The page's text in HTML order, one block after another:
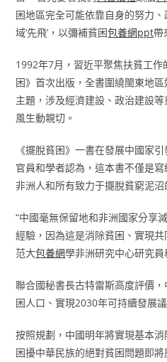
困地區完全可能依靠自身的努力
域‘先飛’，以彌補貧困包養網ppt帶
1992年7月，習近平聚焦扶貧工作
困》首次出版，全書圍繞閩東地
主題，涉及經濟建設、政治建設
風生動親切。
《擺脫貧困》一書在發展中國家
官員和學者認為，這本書不僅是
非洲人和所有致力于擺脫貧窮泥沼
“中國毫無保留地和非洲國家分享
經驗，因為這是消除貧困、實現
范大包養網學非洲研究中心研究員
聯合國秘書長古特雷斯高度評價
困人口、實現2030年可持續發展
按照規劃，中國明年將實現基本
困擾中華民族的絕對貧困問題即